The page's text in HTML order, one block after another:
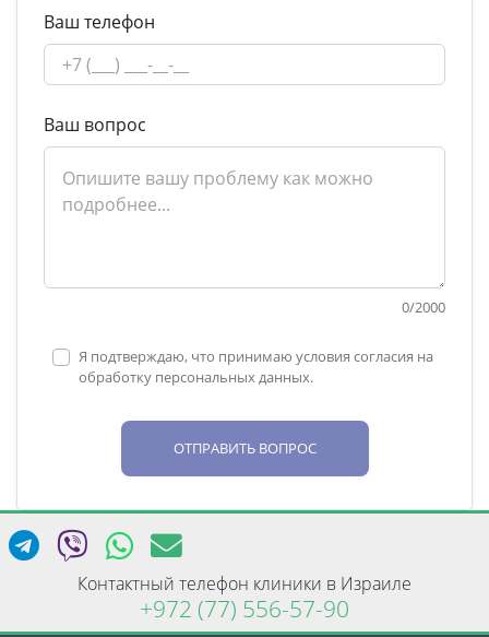
Ваш телефон
Ваш вопрос
0/2000
Я подтверждаю, что принимаю условия согласия на
обработку персональных данных.
ОТПРАВИТЬ ВОПРОС
Контактный телефон клиники в Израиле
+972 (77) 556-57-90